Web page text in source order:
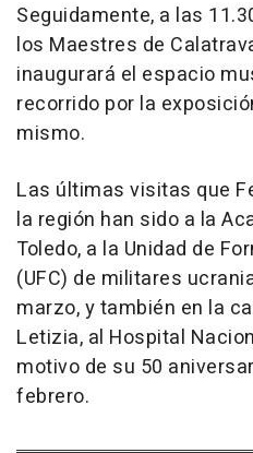
Seguidamente, a las
los Maestres de
inaugurará el espacio
recorrido por la
mismo.
Las últimas visitas que
la región han sido a la
Toledo, a la Unidad de
(UFC) de militares
marzo, y también en la
Letizia, al Hospital
motivo de su 50
febrero.